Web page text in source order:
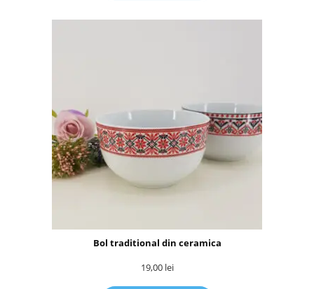
Bol traditional din ceramica
19,00 lei